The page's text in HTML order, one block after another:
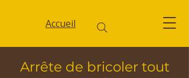
Accueil
Arrête de bricoler tout